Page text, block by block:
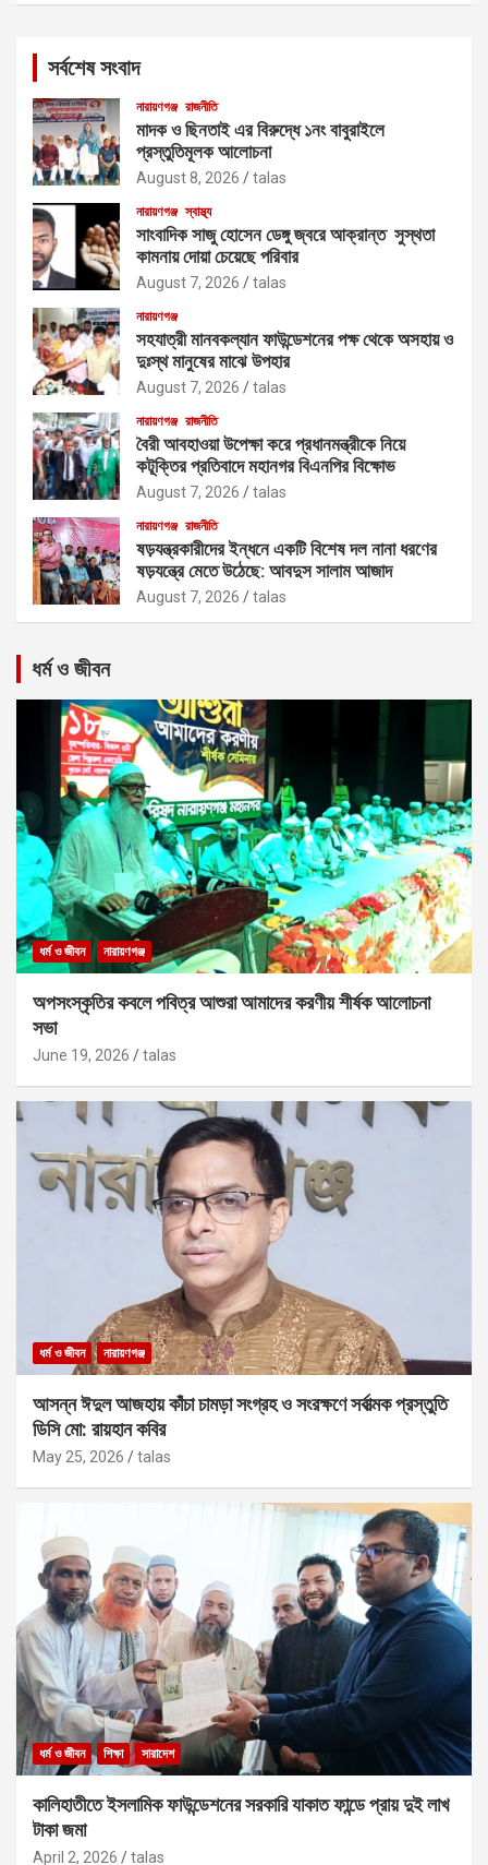
সর্বশেষ সংবাদ
নারায়ণগঞ্জ রাজনীতি
মাদক ও ছিনতাই এর বিরুদ্ধে ১নং বাবুরাইলে
প্রস্তুতিমূলক আলোচনা
August 8, 2026 talas
নারায়ণগঞ্জ স্বাস্থ্য
সাংবাদিক সাজু হোসেন ডেঙ্গু জ্বরে আক্রান্ত সুস্থতা
কামনায় দোয়া চেয়েছে পরিবার
August 7, 2026 talas
নারায়ণগঞ্জ
সহযাত্রী মানবকল্যান ফাউন্ডেশনের পক্ষ থেকে অসহায় ও
দুঃস্থ মানুষের মাঝে উপহার
August 7, 2026 talas
নারায়ণগঞ্জ রাজনীতি
বৈরী আবহাওয়া উপেক্ষা করে প্রধানমন্ত্রীকে নিয়ে
কটূক্তির প্রতিবাদে মহানগর বিএনপির বিক্ষোভ
August 7, 2026 talas
নারায়ণগঞ্জ রাজনীতি
ষড়যন্ত্রকারীদের ইন্ধনে একটি বিশেষ দল নানা ধরণের
ষড়যন্ত্রে মেতে উঠেছে: আবদুস সালাম আজাদ
August 7, 2026 talas
ধর্ম ও জীবন
ধর্ম ও জীবন নারায়ণগঞ্জ
অপসংস্কৃতির কবলে পবিত্র আশুরা আমাদের করণীয় শীর্ষক আলোচনা
সভা
June 19, 2026 talas
ধর্ম ও জীবন নারায়ণগঞ্জ
আসন্ন ঈদুল আজহায় কাঁচা চামড়া সংগ্রহ ও সংরক্ষণে সর্বাত্মক প্রস্তুতি
ডিসি মো: রায়হান কবির
May 25, 2026 talas
ধর্ম ও জীবন শিক্ষা সারাদেশ
কালিহাতীতে ইসলামিক ফাউন্ডেশনের সরকারি যাকাত ফান্ডে প্রায় দুই লাখ
টাকা জমা
April 2, 2026 talas